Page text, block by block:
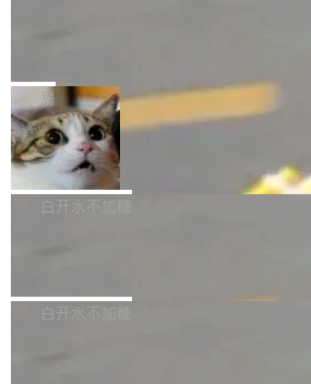
是把这段空隙补上。 回退到任何一次编辑
aDB 捕获 commit 之间的每一次操作，...
微软同期总资本开支的四成。 与亚马逊、
bet、微软以及 Meta 等传统科技巨头相比
ceXAI的资金消耗速度尤为引人瞩目。然而
撑庞大支出的资金来源却呈现出截然不同
貌。数据显示，微软和 Meta 主要依托充
一个在终端里运行的编程 agent；Muse
1.2，驱动这个 agent 的新模型。一句话概
你可以用 curl -fsSL https://dev.meta.ai/
sh | bash 安装一个能在大项目里自动规划
代码、验证结果的 AI 终端工具。 据介绍
个主 agent 循环，外加一组后台 agent。这
局
美团开源 LoHoSearch，用知识图谱校
准 AI 能力认知
机器出题的前提，是让机器拥有全局视野
构建流程可以分为四个环节：建图 → 控制
白开水不加糖
库，并将作为transport接入Mooncake
白开水不加糖